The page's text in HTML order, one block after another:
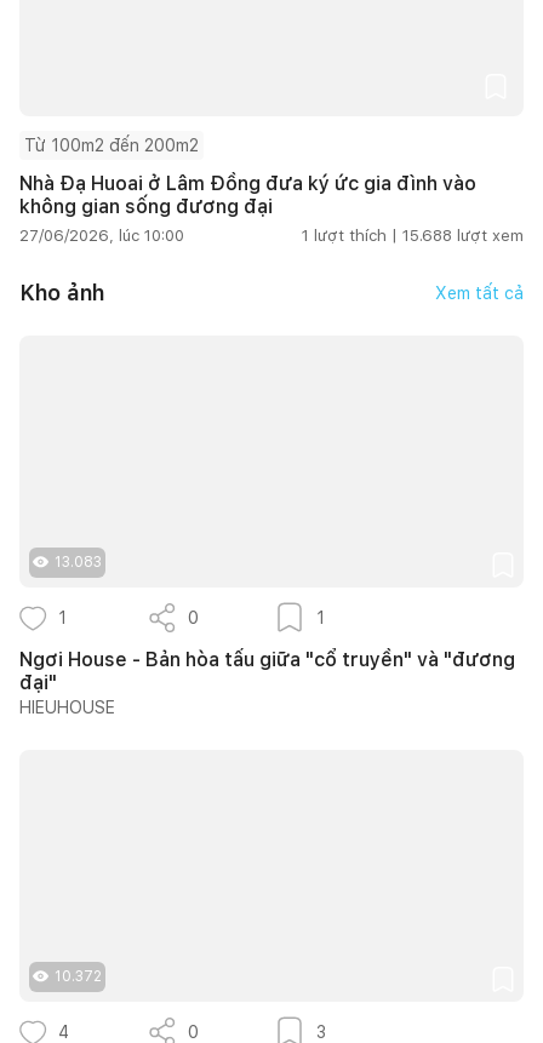
Từ 100m2 đến 200m2
Nhà Đạ Huoai ở Lâm Đồng đưa ký ức gia đình vào
không gian sống đương đại
27/06/2026, lúc 10:00 1 lượt thích | 15.688 lượt xem
Kho ảnh Xem tất cả
13.083
1 0 1
Ngơi House - Bản hòa tấu giữa "cổ truyền" và "đương
đại"
HIEUHOUSE
10.372
4 0 3